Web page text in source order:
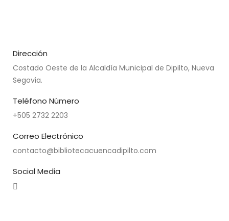
Dirección
Costado Oeste de la Alcaldía Municipal de Dipilto, Nueva
Segovia.
Teléfono Número
+505 2732 2203
Correo Electrónico
contacto@bibliotecacuencadipilto.com
Social Media